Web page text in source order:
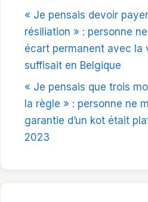
« Je pensais devoir
résiliation » : personne ne
écart permanent avec la
suffisait en Belgique
« Je pensais que trois
la règle » : personne ne
garantie d’un kot était
2023